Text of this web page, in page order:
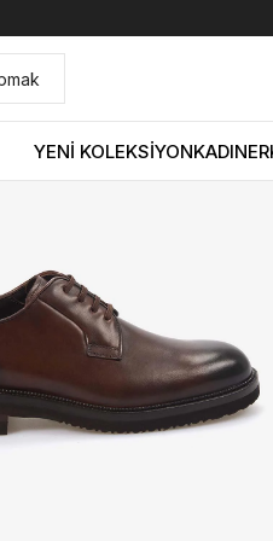
YENİ KOLEKSİYONKADIN
AYAKKABI Klasik Mocassini Gold